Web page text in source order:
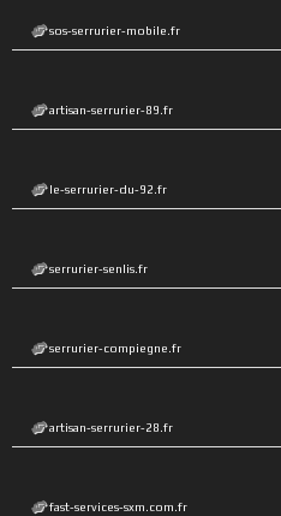
sos-serrurier-mobile.fr
artisan-serrurier-89.fr
le-serrurier-du-92.fr
serrurier-senlis.fr
serrurier-compiegne.fr
artisan-serrurier-28.fr
fast-services-sxm.com.fr